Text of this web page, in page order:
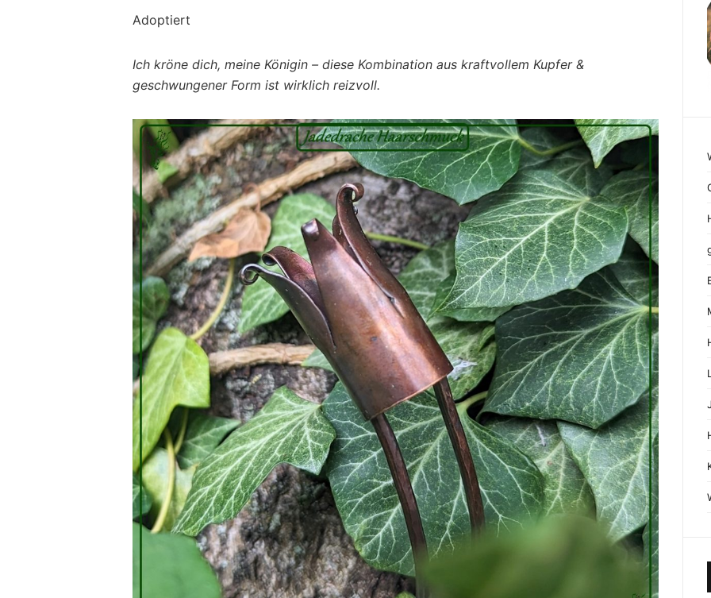
Adoptiert
Ich kröne dich, meine Königin – diese Kombination aus kraftvollem Kupfer &
geschwungener Form ist wirklich reizvoll.